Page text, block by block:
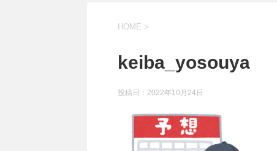
HOME >
keiba_yosouya
投稿日： 2022年10月24日